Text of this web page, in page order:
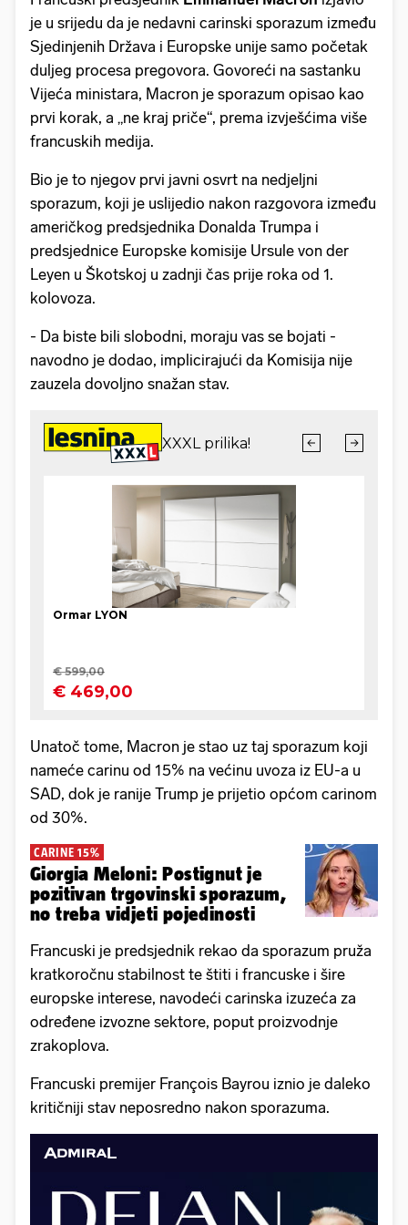
je u srijedu da je nedavni carinski sporazum između
Sjedinjenih Država i Europske unije samo početak
duljeg procesa pregovora. Govoreći na sastanku
Vijeća ministara, Macron je sporazum opisao kao
prvi korak, a „ne kraj priče“, prema izvješćima više
francuskih medija.
Bio je to njegov prvi javni osvrt na nedjeljni
sporazum, koji je uslijedio nakon razgovora između
američkog predsjednika Donalda Trumpa i
predsjednice Europske komisije Ursule von der
Leyen u Škotskoj u zadnji čas prije roka od 1.
kolovoza.
- Da biste bili slobodni, moraju vas se bojati -
navodno je dodao, implicirajući da Komisija nije
zauzela dovoljno snažan stav.
Unatoč tome, Macron je stao uz taj sporazum koji
nameće carinu od 15% na većinu uvoza iz EU-a u
SAD, dok je ranije Trump je prijetio općom carinom
od 30%.
CARINE 15%
Giorgia Meloni: Postignut je
pozitivan trgovinski sporazum,
no treba vidjeti pojedinosti
Francuski je predsjednik rekao da sporazum pruža
kratkoročnu stabilnost te štiti i francuske i šire
europske interese, navodeći carinska izuzeća za
određene izvozne sektore, poput proizvodnje
zrakoplova.
Francuski premijer François Bayrou iznio je daleko
kritičniji stav neposredno nakon sporazuma.